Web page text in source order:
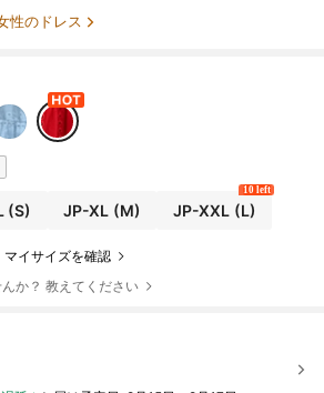
性のドレス
(S) JP-XL (M) JP-XXL (L)
10 left
マイサイズを確認
か？ 教えてください